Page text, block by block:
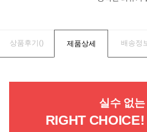
상품후기() 제품상세 배송정
실수 없
RIGHT